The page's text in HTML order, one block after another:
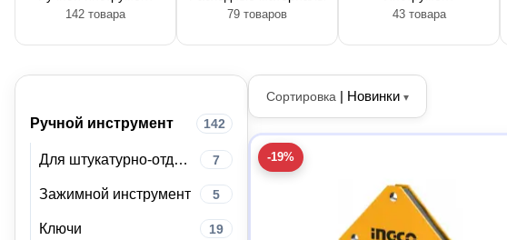
142 товара 79 товаров 43 товара
Ручной инструмент 142
Для штукатурно-отделочных работ 7
Зажимной инструмент 5
Ключи 19
Сортировка | Новинки ▾
-19%